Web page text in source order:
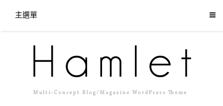
主選單